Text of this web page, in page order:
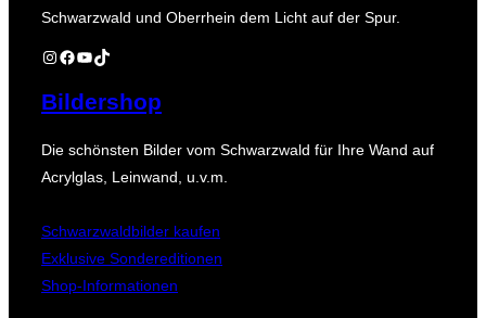
Schwarzwald und Oberrhein dem Licht auf der Spur.
Instagram
Facebook
YouTube
TikTok
Bildershop
Die schönsten Bilder vom Schwarzwald für Ihre Wand auf
Acrylglas, Leinwand, u.v.m.
Schwarzwaldbilder kaufen
Exklusive Sondereditionen
Shop-Informationen